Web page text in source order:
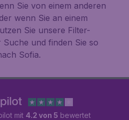
Sie von einem anderen
wenn Sie an einem
Sie unsere Filter-
und finden Sie so
Sofia.
mit 4.2 von 5 bewertet